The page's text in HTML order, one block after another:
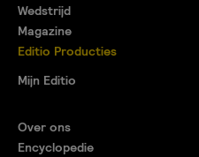
Wedstrijd
Magazine
Editio Producties
Mijn Editio
Over ons
Encyclopedie